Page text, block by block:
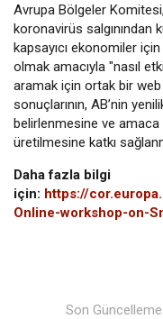
Avrupa Bölgeler
koronavirüs salgınından
kapsayıcı ekonomiler
olmak amacıyla "nasıl
aramak için ortak bir
sonuçlarının, AB’nin
belirlenmesine ve amaca
üretilmesine katkı
Daha fazla bilgi
için: https://
Online-workshop-on-
Son